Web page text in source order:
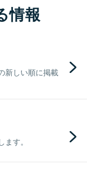
情報
新しい順に掲載
す。